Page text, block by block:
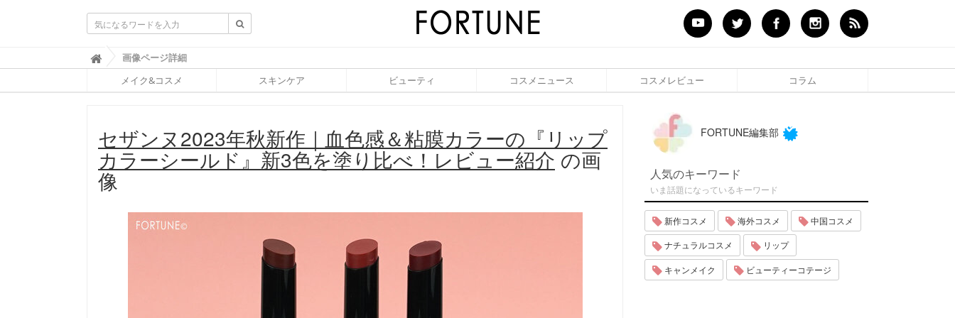
ふ
ぉ
ち
F
O
R
T
画像ページ詳細
メイク&コスメ スキンケア ビューティ コスメニュース コスメレビュー コラム
セザンヌ2023年秋新作｜血色感＆粘膜カラーの『リップ
カラーシールド』新3色を塗り比べ！レビュー紹介 の画
像
FORTUNE編集部
人気のキーワード
いま話題になっているキーワード
新作コスメ 海外コスメ 中国コスメ
ナチュラルコスメ リップ
キャンメイク ビューティーコテージ